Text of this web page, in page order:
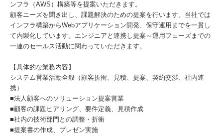
ンフラ（AWS）構築等を提案いただきます。
顧客ニーズを聞き出し、課題解決のための提案を行います。当社では
インフラ構築からWebアプリケーション開発、保守運用までを一貫し
て内製化しています。エンジニアと連携し提案～運用フェーズまでの
一連のセールス活動に関わっていただきます。
【具体的な業務内容】
システム営業活動全般（顧客折衝、見積、提案、契約交渉、社内連
携）
■法人顧客へのソリューション提案営業
■顧客の課題ヒアリング、要件定義、見積作成
■社内の技術部門との調整・折衝
■提案書の作成、プレゼン実施